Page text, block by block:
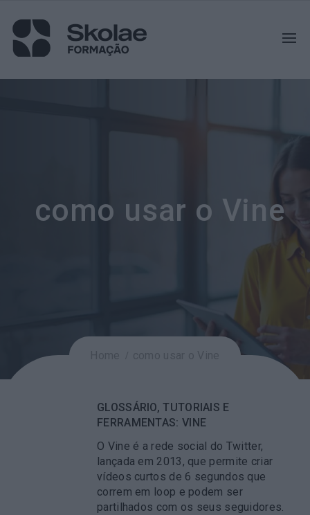
como usar o Vine
GLOSSÁRIO, TUTORIAIS E
FERRAMENTAS: VINE
O Vine é a rede social do Twitter,
lançada em 2013, que permite criar
vídeos curtos de 6 segundos que
correm em loop e podem ser
partilhados com os seus seguidores.